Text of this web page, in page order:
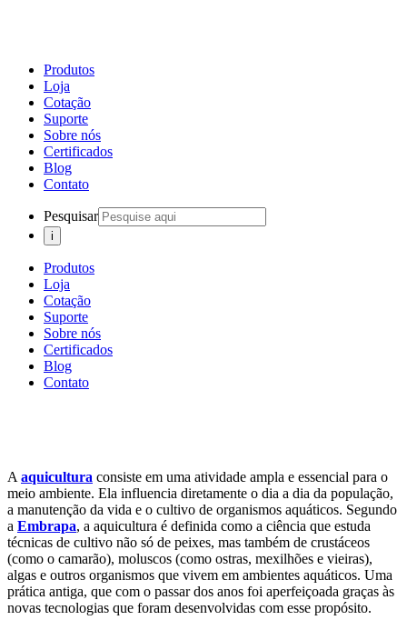
Produtos
Loja
Cotação
Suporte
Sobre nós
Certificados
Blog
Contato
Pesquisar
Produtos
Loja
Cotação
Suporte
Sobre nós
Certificados
Blog
Contato
A aquicultura consiste em uma atividade ampla e essencial para o
meio ambiente. Ela influencia diretamente o dia a dia da população,
a manutenção da vida e o cultivo de organismos aquáticos. Segundo
a Embrapa, a aquicultura é definida como a ciência que estuda
técnicas de cultivo não só de peixes, mas também de crustáceos
(como o camarão), moluscos (como ostras, mexilhões e vieiras),
algas e outros organismos que vivem em ambientes aquáticos. Uma
prática antiga, que com o passar dos anos foi aperfeiçoada graças às
novas tecnologias que foram desenvolvidas com esse propósito.